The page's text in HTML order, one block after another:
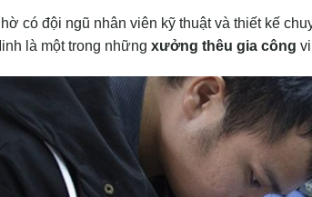
có đội ngũ nhân viên kỹ thuật và thiết kế
là một trong những xưởng thêu gia công